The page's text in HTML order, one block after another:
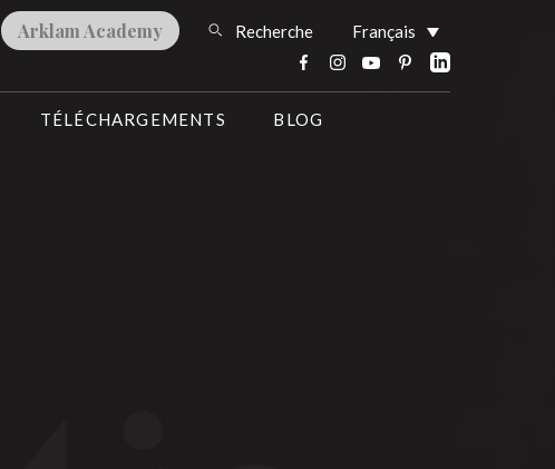
Arklam Academy Recherche Français
TÉLÉCHARGEMENTS
BLOG